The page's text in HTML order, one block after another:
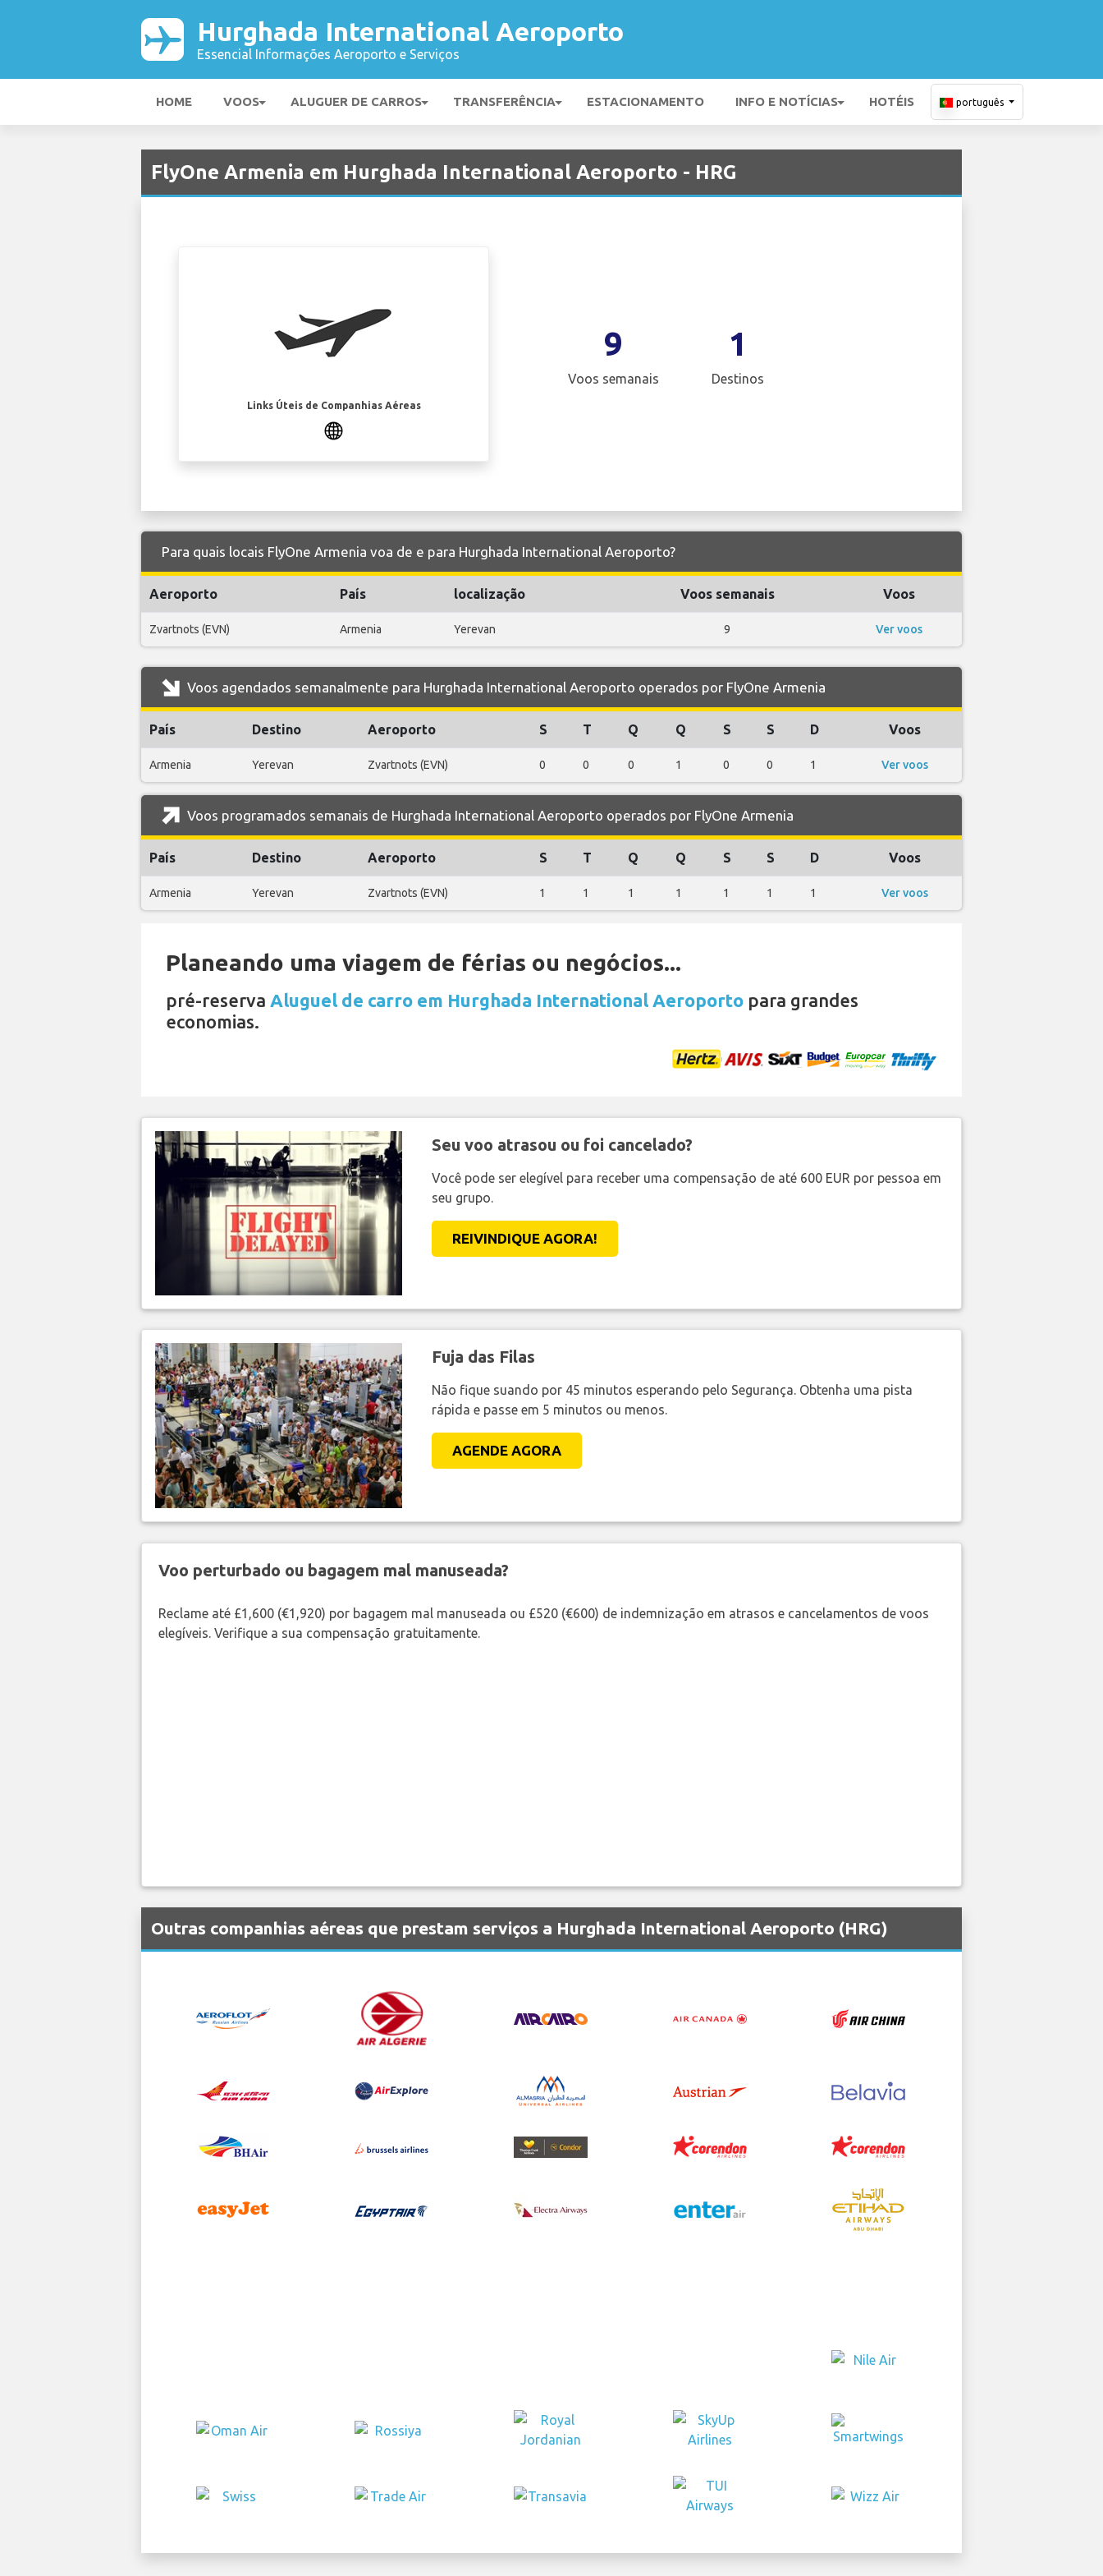
Hurghada International Aeroporto
Essencial Informações Aeroporto e Serviços
HOME VOOS ALUGUER DE CARROS TRANSFERÊNCIA ESTACIONAMENTO INFO E NOTÍCIAS HOTÉIS português
FlyOne Armenia em Hurghada International Aeroporto - HRG
Links Úteis de Companhias Aéreas
9
Voos semanais
1
Destinos
Para quais locais FlyOne Armenia voa de e para Hurghada International Aeroporto?
Aeroporto País localização Voos semanais Voos
Zvartnots (EVN) Armenia Yerevan 9 Ver voos
Voos agendados semanalmente para Hurghada International Aeroporto operados por FlyOne Armenia
País Destino Aeroporto S T Q Q S S D Voos
Armenia Yerevan Zvartnots (EVN) 0 0 0 1 0 0 1 Ver voos
Voos programados semanais de Hurghada International Aeroporto operados por FlyOne Armenia
País Destino Aeroporto S T Q Q S S D Voos
Armenia Yerevan Zvartnots (EVN) 1 1 1 1 1 1 1 Ver voos
Planeando uma viagem de férias ou negócios...
pré-reserva Aluguel de carro em Hurghada International Aeroporto para grandes
economias.
Seu voo atrasou ou foi cancelado?
Você pode ser elegível para receber uma compensação de até 600 EUR por pessoa em
seu grupo.
REIVINDIQUE AGORA!
Fuja das Filas
Não fique suando por 45 minutos esperando pelo Segurança. Obtenha uma pista
rápida e passe em 5 minutos ou menos.
AGENDE AGORA
Voo perturbado ou bagagem mal manuseada?
Reclame até £1,600 (€1,920) por bagagem mal manuseada ou £520 (€600) de indemnização em atrasos e cancelamentos de voos
elegíveis. Verifique a sua compensação gratuitamente.
Outras companhias aéreas que prestam serviços a Hurghada International Aeroporto (HRG)